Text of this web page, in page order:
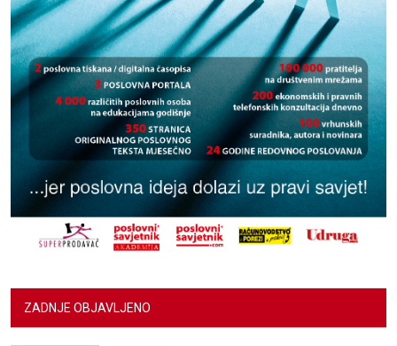
ZADNJE OBJAVLJENO